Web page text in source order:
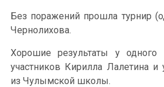
Без поражений прошла турнир
Чернолихова.
Хорошие результаты у
участников Кирилла Лалетина
из Чулымской школы.